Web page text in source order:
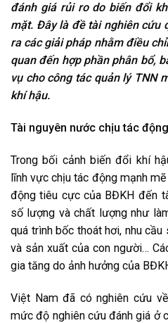
đánh giá rủi ro do biến đổi
mặt. Đây là đề tài nghiên cứu
ra các giải pháp nhằm điều
quan đến hợp phần phân bổ,
vụ cho công tác quản lý TNN
khí hậu.
Tài nguyên nước chịu tác
Trong bối cảnh biến đổi khí
lĩnh vực chịu tác động mạnh
động tiêu cực của BĐKH đến
số lượng và chất lượng như
quá trình bốc thoát hơi, nhu
và sản xuất của con người…
gia tăng do ảnh hưởng của
Việt Nam đã có nghiên cứu
mức độ nghiên cứu đánh giá ở